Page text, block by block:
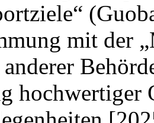
mit der
hochwertiger